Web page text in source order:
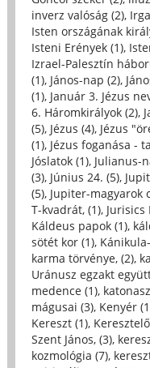
inverz valóság (2),
Isten országának
Isteni Erények (1),
Izrael-Palesztín
(1), János-nap (2),
(1), Január 3. Jézus
6. Háromkirályok (2),
(5), Jézus (4), Jézus
(1), Jézus foganása -
Jóslatok (1), Julianus-
(3), Június 24. (5),
(5), Jupiter-magyarok
T-kvadrát, (1), Jurisics
Káldeus papok (1),
sötét kor (1),
karma törvénye, (2),
Uránusz egzakt
medence (1),
mágusai (3), Kenyér
Kereszt (1),
Szent János, (3),
kozmológia (7),